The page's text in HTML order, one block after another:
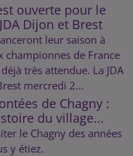
ouverte pour le
Dijon et Brest
leur saison à
championnes de France
très attendue. La JDA
mercredi 2...
de Chagny :
du village...
le Chagny des années
y étiez.